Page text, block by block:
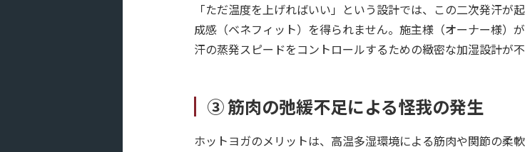
「ただ温度を上げればいい」という設計では、この二次発汗が
成感（ベネフィット）を得られません。施主様（オーナー様）
汗の蒸発スピードをコントロールするための緻密な加湿設計が不
③ 筋肉の弛緩不足による怪我の発生
ホットヨガのメリットは、高温多湿環境による筋肉や関節の柔